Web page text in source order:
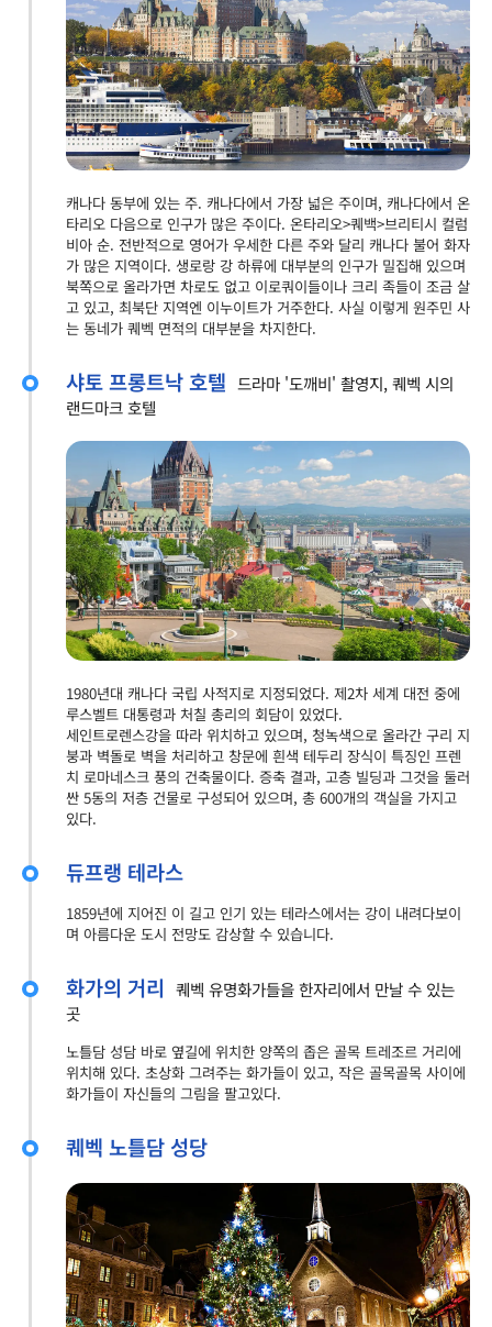
캐나다 동부에 있는 주. 캐나다에서 가장 넓은 주이며, 캐나다에서 온
타리오 다음으로 인구가 많은 주이다. 온타리오>퀘백>브리티시 컬럼
비아 순. 전반적으로 영어가 우세한 다른 주와 달리 캐나다 불어 화자
가 많은 지역이다. 생로랑 강 하류에 대부분의 인구가 밀집해 있으며
북쪽으로 올라가면 차로도 없고 이로쿼이들이나 크리 족들이 조금 살
고 있고, 최북단 지역엔 이누이트가 거주한다. 사실 이렇게 원주민 사
는 동네가 퀘벡 면적의 대부분을 차지한다.
샤토 프롱트낙 호텔 드라마 '도깨비' 촬영지, 퀘벡 시의
랜드마크 호텔
1980년대 캐나다 국립 사적지로 지정되었다. 제2차 세계 대전 중에
루스벨트 대통령과 처칠 총리의 회담이 있었다.
세인트로렌스강을 따라 위치하고 있으며, 청녹색으로 올라간 구리 지
붕과 벽돌로 벽을 처리하고 창문에 흰색 테두리 장식이 특징인 프렌
치 로마네스크 풍의 건축물이다. 증축 결과, 고층 빌딩과 그것을 둘러
싼 5동의 저층 건물로 구성되어 있으며, 총 600개의 객실을 가지고
있다.
듀프랭 테라스
1859년에 지어진 이 길고 인기 있는 테라스에서는 강이 내려다보이
며 아름다운 도시 전망도 감상할 수 있습니다.
화가의 거리 퀘벡 유명화가들을 한자리에서 만날 수 있는
곳
노틀담 성담 바로 옆길에 위치한 양쪽의 좁은 골목 트레조르 거리에
위치해 있다. 초상화 그려주는 화가들이 있고, 작은 골목골목 사이에
화가들이 자신들의 그림을 팔고있다.
퀘벡 노틀담 성당